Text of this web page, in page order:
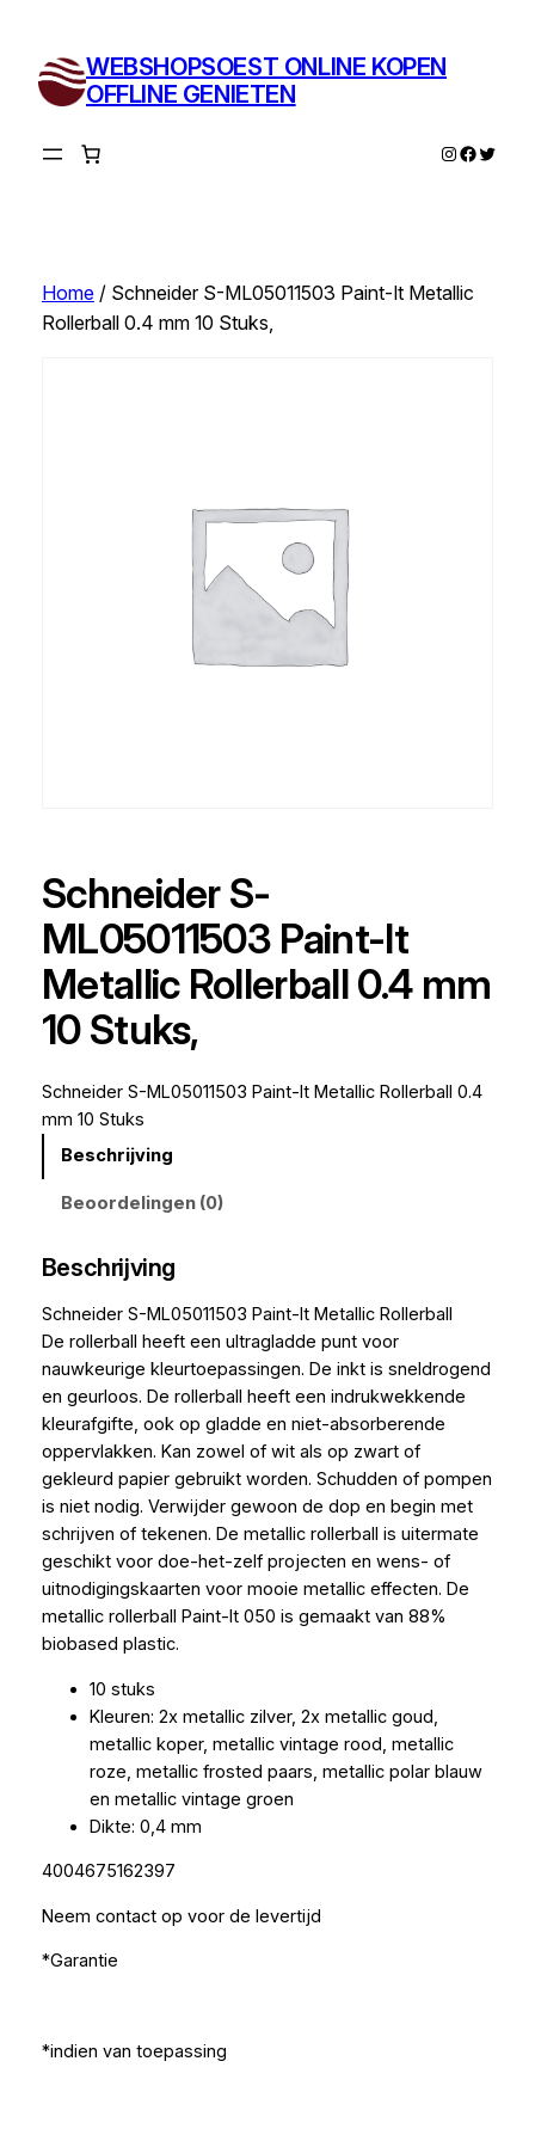
inhoud
WEBSHOPSOEST ONLINE KOPEN
OFFLINE GENIETEN
Instagram
Twitter
Home/ Schneider S-ML05011503 Paint-It Metallic
Rollerball 0.4 mm 10 Stuks,
Schneider S-
ML05011503 Paint-It
Metallic Rollerball 0.4 mm
10 Stuks,
Schneider S-ML05011503 Paint-It Metallic Rollerball 0.4
mm 10 Stuks
Beschrijving
Beoordelingen (0)
Beschrijving
Schneider S-ML05011503 Paint-It Metallic Rollerball
De rollerball heeft een ultragladde punt voor
nauwkeurige kleurtoepassingen. De inkt is sneldrogend
en geurloos. De rollerball heeft een indrukwekkende
kleurafgifte, ook op gladde en niet-absorberende
oppervlakken. Kan zowel of wit als op zwart of
gekleurd papier gebruikt worden. Schudden of pompen
is niet nodig. Verwijder gewoon de dop en begin met
schrijven of tekenen. De metallic rollerball is uitermate
geschikt voor doe-het-zelf projecten en wens- of
uitnodigingskaarten voor mooie metallic effecten. De
metallic rollerball Paint-It 050 is gemaakt van 88%
biobased plastic.
10 stuks
Kleuren: 2x metallic zilver, 2x metallic goud,
metallic koper, metallic vintage rood, metallic
roze, metallic frosted paars, metallic polar blauw
en metallic vintage groen
Dikte: 0,4 mm
4004675162397
Neem contact op voor de levertijd
*Garantie
*indien van toepassing